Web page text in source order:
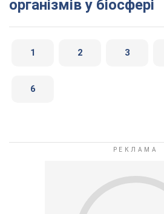
організмів у біосфері
1 2 3
6